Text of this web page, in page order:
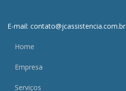
E-mail: contato@jcassistencia.com.br
Home
Empresa
Serviços